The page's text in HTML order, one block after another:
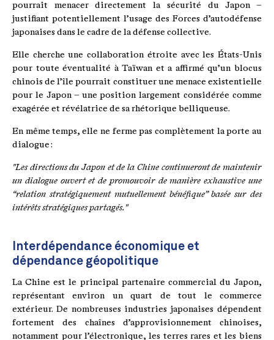
pourrait menacer directement la sécurité du Japon –
justifiant potentiellement l’usage des Forces d’autodéfense
japonaises dans le cadre de la défense collective.
Elle cherche une collaboration étroite avec les États-Unis
pour toute éventualité à Taïwan et a affirmé qu’un blocus
chinois de l’île pourrait constituer une menace existentielle
pour le Japon – une position largement considérée comme
exagérée et révélatrice de sa rhétorique belliqueuse.
En même temps, elle ne ferme pas complètement la porte au
dialogue :
"Les directions du Japon et de la Chine continueront de maintenir
un dialogue ouvert et de promouvoir de manière exhaustive une
“relation stratégiquement mutuellement bénéfique” basée sur des
intérêts stratégiques partagés."
Interdépendance économique et
dépendance géopolitique
La Chine est le principal partenaire commercial du Japon,
représentant environ un quart de tout le commerce
extérieur. De nombreuses industries japonaises dépendent
fortement des chaînes d’approvisionnement chinoises,
notamment pour l’électronique, les terres rares et les biens